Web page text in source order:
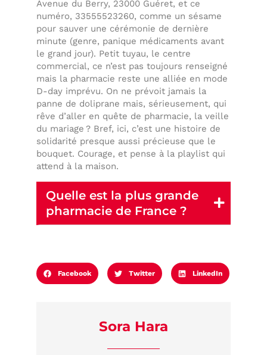
Avenue du Berry, 23000 Guéret, et ce
numéro, 33555523260, comme un sésame
pour sauver une cérémonie de dernière
minute (genre, panique médicaments avant
le grand jour). Petit tuyau, le centre
commercial, ce n’est pas toujours renseigné
mais la pharmacie reste une alliée en mode
D-day imprévu. On ne prévoit jamais la
panne de doliprane mais, sérieusement, qui
rêve d’aller en quête de pharmacie, la veille
du mariage ? Bref, ici, c’est une histoire de
solidarité presque aussi précieuse que le
bouquet. Courage, et pense à la playlist qui
attend à la maison.
Quelle est la plus grande
pharmacie de France ?
Facebook Twitter LinkedIn
Sora Hara